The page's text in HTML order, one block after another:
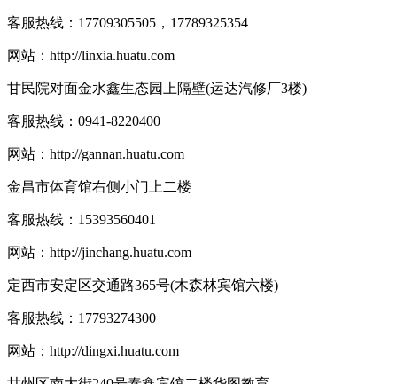
客服热线： 17709305505，17789325354
网站： http://linxia.huatu.com
甘民院对面金水鑫生态园上隔壁(运达汽修厂3楼)
客服热线： 0941-8220400
网站： http://gannan.huatu.com
金昌市体育馆右侧小门上二楼
客服热线： 15393560401
网站： http://jinchang.huatu.com
定西市安定区交通路365号(木森林宾馆六楼)
客服热线： 17793274300
网站： http://dingxi.huatu.com